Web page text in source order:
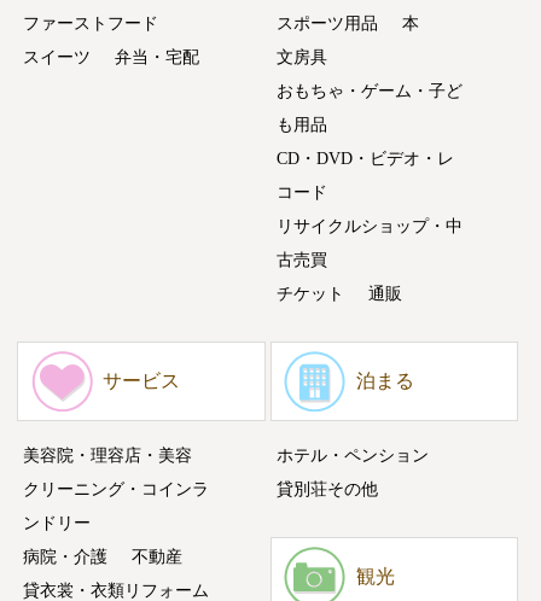
ファーストフード
スイーツ
弁当・宅配
スポーツ用品
本
文房具
おもちゃ・ゲーム・子ど
も用品
CD・DVD・ビデオ・レ
コード
リサイクルショップ・中
古売買
チケット
通販
サービス
美容院・理容店・美容
クリーニング・コインラ
ンドリー
病院・介護
不動産
貸衣裳・衣類リフォーム
泊まる
ホテル・ペンション
貸別荘その他
観光